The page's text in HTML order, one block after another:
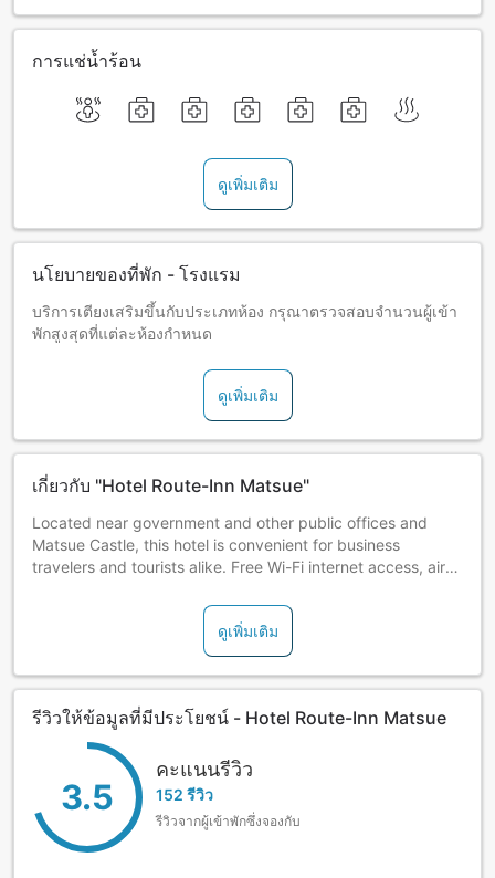
การแช่น้ำร้อน
ดูเพิ่มเติม
นโยบายของที่พัก - โรงแรม
บริการเตียงเสริมขึ้นกับประเภทห้อง กรุณาตรวจสอบจำนวนผู้เข้า
พักสูงสุดที่แต่ละห้องกำหนด
ดูเพิ่มเติม
เกี่ยวกับ "Hotel Route-Inn Matsue"
Located near government and other public offices and
Matsue Castle, this hotel is convenient for business
travelers and tourists alike. Free Wi-Fi internet access, air
ดูเพิ่มเติม
รีวิวให้ข้อมูลที่มีประโยชน์ - Hotel Route-Inn Matsue
3.5
คะแนนรีวิว
152 รีวิว
รีวิวจากผู้เข้าพักซึ่งจองกับ